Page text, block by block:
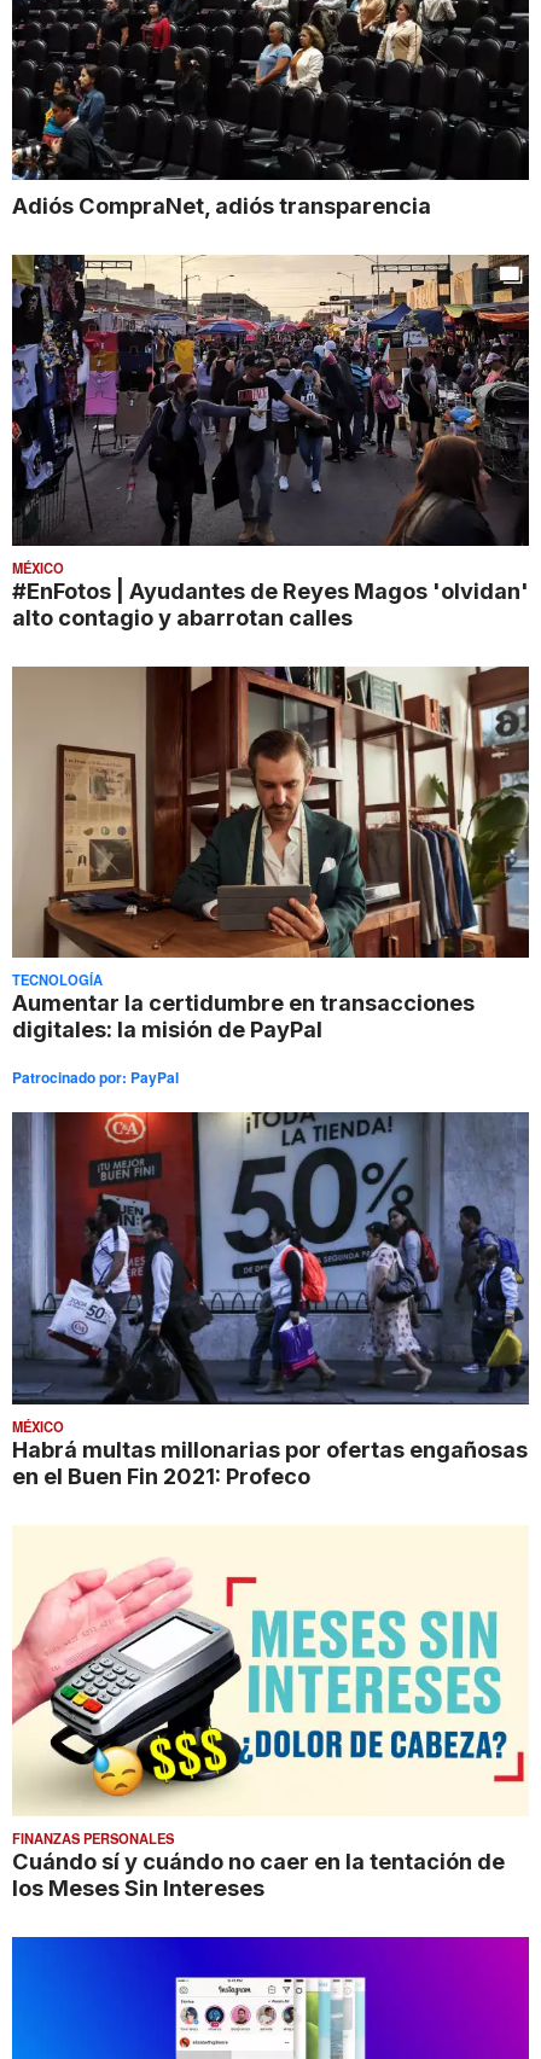
Adiós CompraNet, adiós transparencia
MÉXICO
#EnFotos | Ayudantes de Reyes Magos 'olvidan'
alto contagio y abarrotan calles
TECNOLOGÍA
Aumentar la certidumbre en transacciones
digitales: la misión de PayPal
Patrocinado por: PayPal
MÉXICO
Habrá multas millonarias por ofertas engañosas
en el Buen Fin 2021: Profeco
FINANZAS PERSONALES
Cuándo sí y cuándo no caer en la tentación de
los Meses Sin Intereses